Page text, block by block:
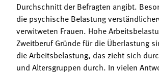
Durchschnitt der Befragten angibt.
die psychische Belastung
verwitweten Frauen. Hohe
Zweitberuf Gründe für die Überlastung
die Arbeitsbelastung, das zieht sich
und Altersgruppen durch. In vielen